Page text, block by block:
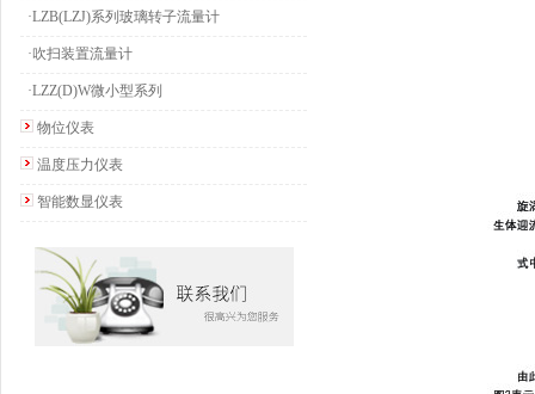
·LZB(LZJ)系列玻璃转子流量计
·吹扫装置流量计
·LZZ(D)W微小型系列
物位仪表
温度压力仪表
智能数显仪表